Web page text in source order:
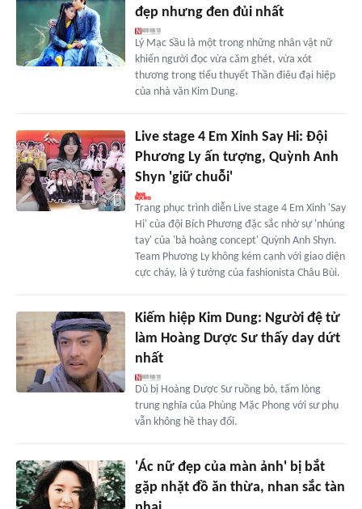
đẹp nhưng đen đủi nhất
Lý Mạc Sầu là một trong những nhân vật nữ
khiến người đọc vừa căm ghét, vừa xót
thương trong tiểu thuyết Thần điêu đại hiệp
của nhà văn Kim Dung.
Live stage 4 Em Xinh Say Hi: Đội
Phương Ly ấn tượng, Quỳnh Anh
Shyn 'giữ chuỗi'
Trang phục trình diễn Live stage 4 Em Xinh 'Say
Hi' của đội Bích Phương đặc sắc nhờ sự 'nhúng
tay' của 'bà hoàng concept' Quỳnh Anh Shyn.
Team Phương Ly không kém cạnh với giao diện
cực cháy, là ý tưởng của fashionista Châu Bùi.
Kiếm hiệp Kim Dung: Người đệ tử
làm Hoàng Dược Sư thấy day dứt
nhất
Dù bị Hoàng Dược Sư ruồng bỏ, tấm lòng
trung nghĩa của Phùng Mặc Phong với sư phụ
vẫn không hề thay đổi.
'Ác nữ đẹp của màn ảnh' bị bắt
gặp nhặt đồ ăn thừa, nhan sắc tàn